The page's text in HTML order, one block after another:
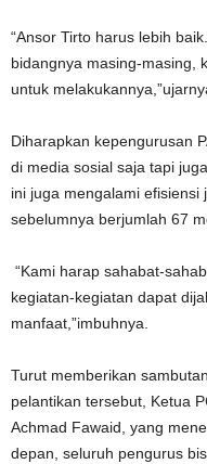
“Ansor Tirto harus lebih
bidangnya masing-masing,
untuk
Diharapkan kepengurusan
di media sosial saja tapi
ini juga mengalami
sebelumnya berjumlah 67
“Kami harap sahabat-
kegiatan-kegiatan dapat
manfaat,”imbuhnya.
Turut memberikan
pelantikan tersebut, Ketua
Achmad Fawaid, yang
depan, seluruh pengurus